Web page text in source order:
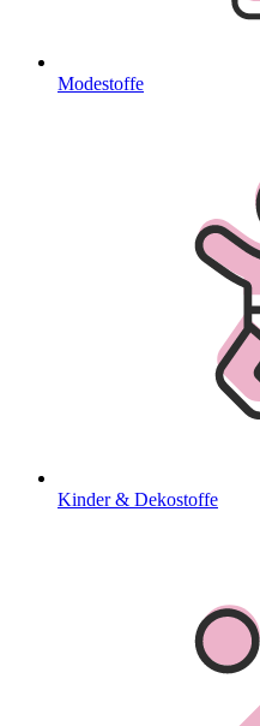
Modestoffe
Kinder & Dekostoffe